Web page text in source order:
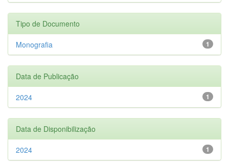
Tipo de Documento
1
Monografia
Data de Publicação
1
2024
Data de Disponibilização
1
2024